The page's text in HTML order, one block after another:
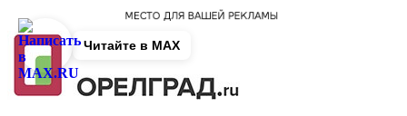
Читайте в MAX